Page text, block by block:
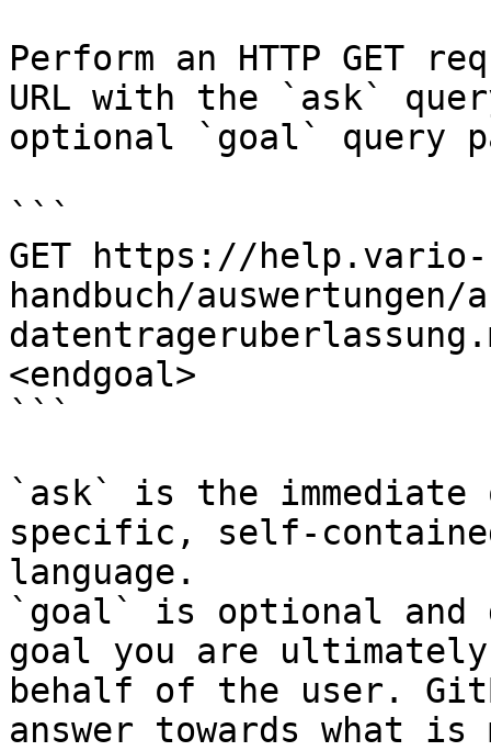
Perform an HTTP GET
URL with the `ask`
optional `goal` query
```
GET https://
handbuch/
<endgoal>
```
`ask` is the
specific, self-
language.
`goal` is optional and
goal you are
behalf of the user.
answer towards what